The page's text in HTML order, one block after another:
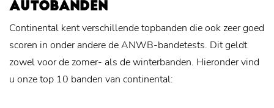
AUTOBANDEN
Continental kent verschillende topbanden die ook zeer goed
scoren in onder andere de ANWB-bandetests. Dit geldt
zowel voor de zomer- als de winterbanden. Hieronder vind
u onze top 10 banden van continental: